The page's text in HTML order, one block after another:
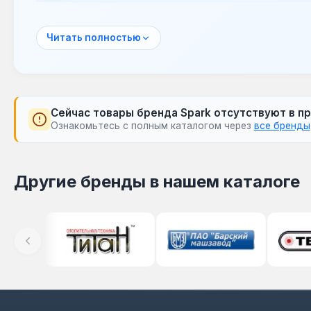
активного отдыха и путешествий. Она
экономичности, маневренности и надежности
Читать полностью
Сейчас товары бренда Spark отсутствуют в
Ознакомьтесь с полным каталогом через все бренды
Другие бренды в нашем каталоге